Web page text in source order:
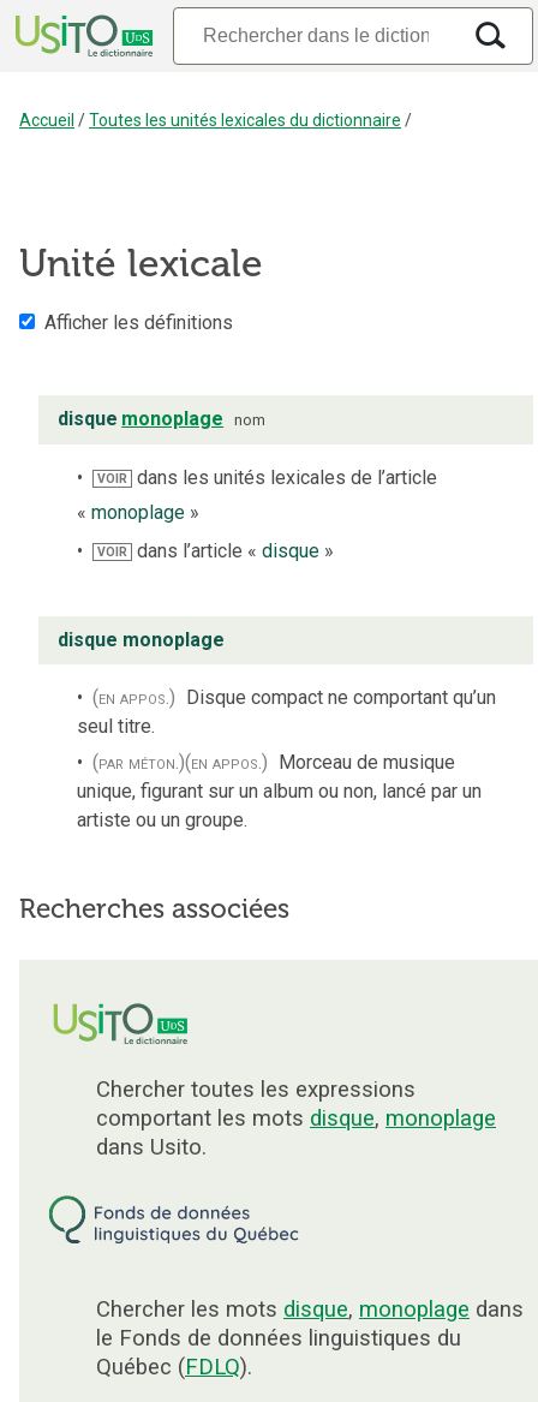
Accueil /Toutes les unités lexicales du dictionnaire /
Unité lexicale
Afficher les définitions
disque monoplage nom
VOIR
dans les unités lexicales de l’article
« monoplage »
VOIR dans l’article «disque »
disque monoplage
(en appos.) Disque compact ne comportant qu’un
seul titre.
(par méton.)(en appos.) Morceau de musique
unique, figurant sur un album ou non, lancé par un
artiste ou un groupe.
Recherches associées
Chercher toutes les expressions
comportant les mots disque, monoplage
dans Usito.
Chercher les mots disque, monoplage dans
le Fonds de données linguistiques du
Québec (FDLQ).